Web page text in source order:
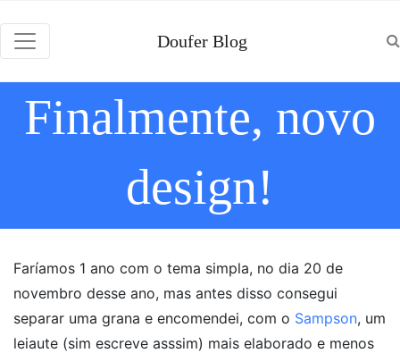
Doufer Blog
Finalmente, novo
design!
Faríamos 1 ano com o tema simpla, no dia 20 de
novembro desse ano, mas antes disso consegui
separar uma grana e encomendei, com o Sampson, um
leiaute (sim escreve asssim) mais elaborado e menos